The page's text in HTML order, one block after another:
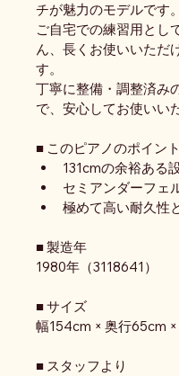
チが魅力のモデルです。
ご自宅での練習用とし
ん、長くお使いいただ
す。
丁寧に整備・調整済み
で、安心してお使いい
■ このピアノのポイント
131cmの余裕ある
セミアンダーフェ
極めて高い耐久性
■ 製造年
1980年（3118641）
■ サイズ
幅154cm × 奥行65cm ×
■ スタッフより